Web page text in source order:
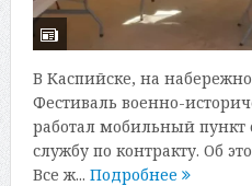
В Каспийске, на
Фестиваль военно-
работал мобильный пункт
службу по контракту. Об
Все ж... Подробнее